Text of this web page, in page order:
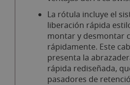
La rótula incluye el
liberación rápida
montar y desmontar
rápidamente. Este
presenta la
rápida rediseñada,
pasadores de